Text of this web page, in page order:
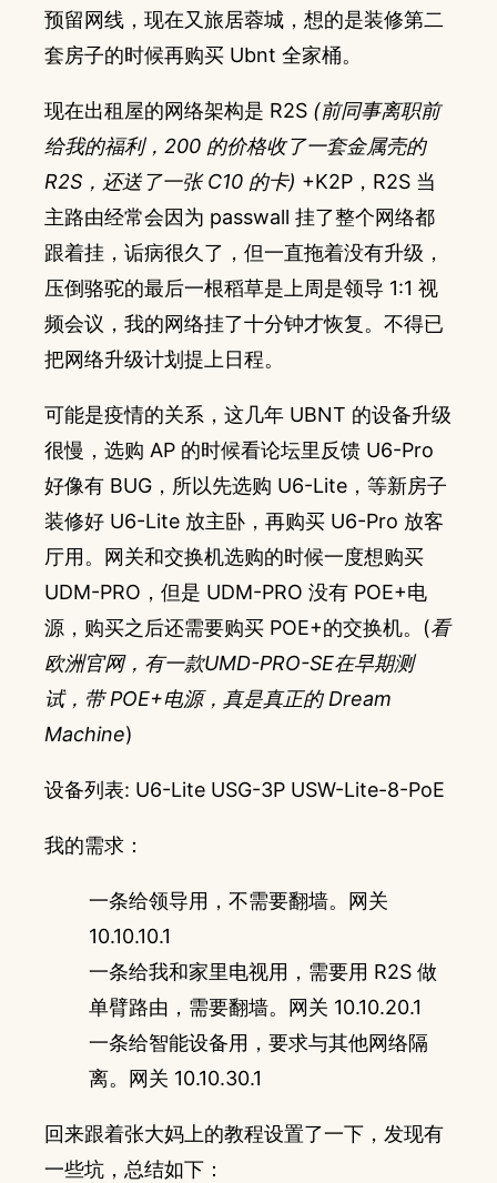
预留网线，现在又旅居蓉城，想的是装修第二
套房子的时候再购买 Ubnt 全家桶。
现在出租屋的网络架构是 R2S (前同事离职前
给我的福利，200 的价格收了一套金属壳的
R2S，还送了一张 C10 的卡) +K2P，R2S 当
主路由经常会因为 passwall 挂了整个网络都
跟着挂，诟病很久了，但一直拖着没有升级，
压倒骆驼的最后一根稻草是上周是领导 1:1 视
频会议，我的网络挂了十分钟才恢复。不得已
把网络升级计划提上日程。
可能是疫情的关系，这几年 UBNT 的设备升级
很慢，选购 AP 的时候看论坛里反馈 U6-Pro
好像有 BUG，所以先选购 U6-Lite，等新房子
装修好 U6-Lite 放主卧，再购买 U6-Pro 放客
厅用。网关和交换机选购的时候一度想购买
UDM-PRO，但是 UDM-PRO 没有 POE+电
源，购买之后还需要购买 POE+的交换机。(看
欧洲官网，有一款UMD-PRO-SE在早期测
试，带 POE+电源，真是真正的 Dream
Machine)
设备列表: U6-Lite USG-3P USW-Lite-8-PoE
我的需求：
一条给领导用，不需要翻墙。网关
10.10.10.1
一条给我和家里电视用，需要用 R2S 做
单臂路由，需要翻墙。网关 10.10.20.1
一条给智能设备用，要求与其他网络隔
离。网关 10.10.30.1
回来跟着张大妈上的教程设置了一下，发现有
一些坑，总结如下：